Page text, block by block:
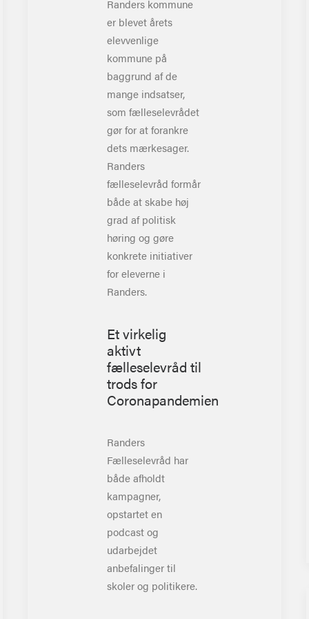
Randers kommune
er blevet årets
elevvenlige
kommune på
baggrund af de
mange indsatser,
som fælleselevrådet
gør for at forankre
dets mærkesager.
Randers
fælleselevråd formår
både at skabe høj
grad af politisk
høring og gøre
konkrete initiativer
for eleverne i
Randers.
Et virkelig
aktivt
fælleselevråd til
trods for
Coronapandemien
Randers
Fælleselevråd har
både afholdt
kampagner,
opstartet en
podcast og
udarbejdet
anbefalinger til
skoler og politikere.